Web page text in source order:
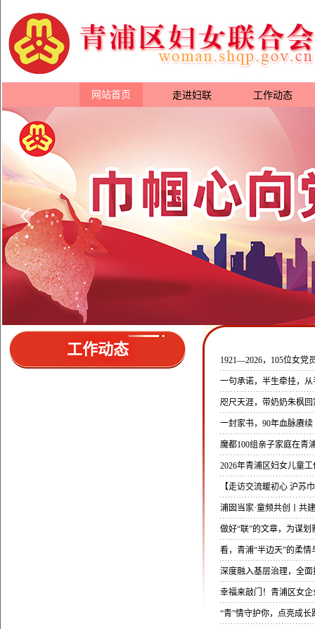
网站首页 走进妇联 工作动态
工作动态
1921—2026，105位女党
一句承诺，半生牵挂，
咫尺天涯，带奶奶朱枫回
一封家书，90年血脉赓
魔都100组亲子家庭在青
2026年青浦区妇女儿童
【走访交流暖初心 沪苏
浦囡当家·童频共创丨共
做好“联”的文章，为谋
看，青浦“半边天”的柔
深度融入基层治理，全
幸福来敲门！青浦区女
“青”情守护你，点亮成